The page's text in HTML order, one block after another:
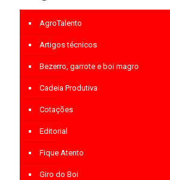
AgroTalento
Artigos técnicos
Bezerro, garrote e boi magro
Cadeia Produtiva
Cotações
Editorial
Fique Atento
Giro do Boi